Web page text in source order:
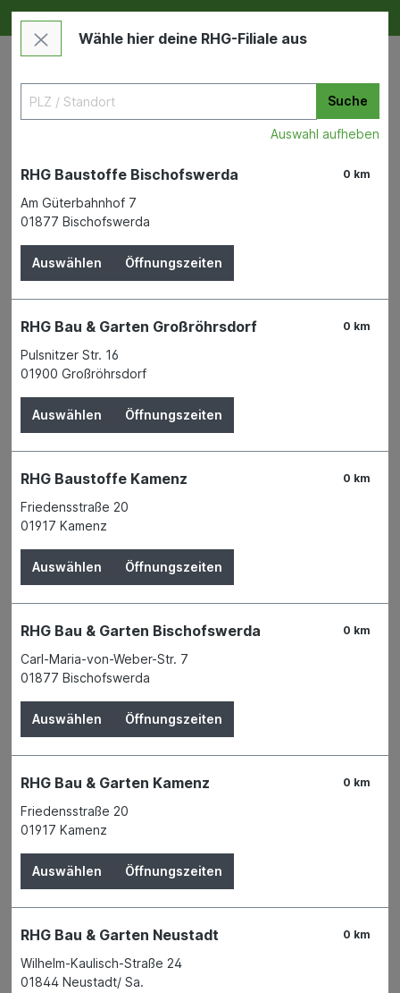
Deine RHG NEU ERLEBEN
Holzschutzmittel
OPUS1 Dauerschutzlasur teak
750ml wasserverdünnbar, WS
8 Jahre
Der Preis wird erst nach Wahl einer Filiale
angezeigt.
Zum Merkzettel hinzufügen
Verfügbar in 4 Filialen
Filiale auswählen
Produktnummer:04426983
Namen und für RG der DAW SE
Anschrift
Roßdörfer Str. 50
Wähle hier deine RHG-Filiale aus
Suche
Auswahl aufheben
0 km
RHG Baustoffe Bischofswerda
Am Güterbahnhof 7
01877 Bischofswerda
Auswählen Öffnungszeiten
0 km
RHG Bau & Garten Großröhrsdorf
Pulsnitzer Str. 16
01900 Großröhrsdorf
Auswählen Öffnungszeiten
0 km
RHG Baustoffe Kamenz
Friedensstraße 20
01917 Kamenz
Auswählen Öffnungszeiten
0 km
RHG Bau & Garten Bischofswerda
Carl-Maria-von-Weber-Str. 7
01877 Bischofswerda
Auswählen Öffnungszeiten
0 km
RHG Bau & Garten Kamenz
Friedensstraße 20
01917 Kamenz
Auswählen Öffnungszeiten
0 km
RHG Bau & Garten Neustadt
Wilhelm-Kaulisch-Straße 24
01844 Neustadt/ Sa.